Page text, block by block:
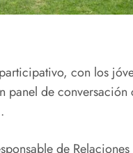
con los
de
de Relaciones